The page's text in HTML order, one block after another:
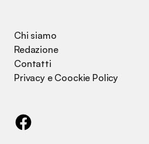
Chi siamo
Redazione
Contatti
Privacy e Coockie Policy